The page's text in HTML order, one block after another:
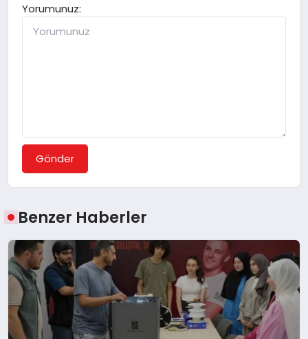
Yorumunuz:
Gönder
Benzer Haberler